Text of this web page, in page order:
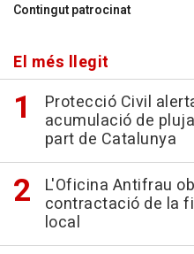
Contingut patrocinat
El més llegit
Protecció Civil
acumulació de
part de Catalunya
L'Oficina Antifrau
contractació de la
local